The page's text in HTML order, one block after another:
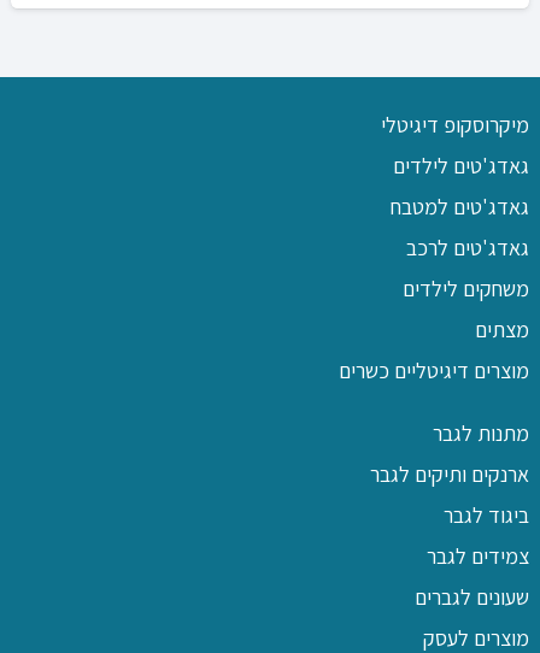
מיקרוסקופ דיגיטלי
גאדג'טים לילדים
גאדג'טים למטבח
גאדג'טים לרכב
משחקים לילדים
מצתים
מוצרים דיגיטליים כשרים
מתנות לגבר
ארנקים ותיקים לגבר
ביגוד לגבר
צמידים לגבר
שעונים לגברים
מוצרים לעסק